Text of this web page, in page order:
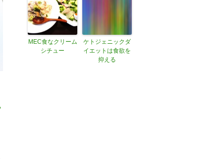
MEC食なクリーム
シチュー
ケトジェニックダ
イエットは食欲を
抑える